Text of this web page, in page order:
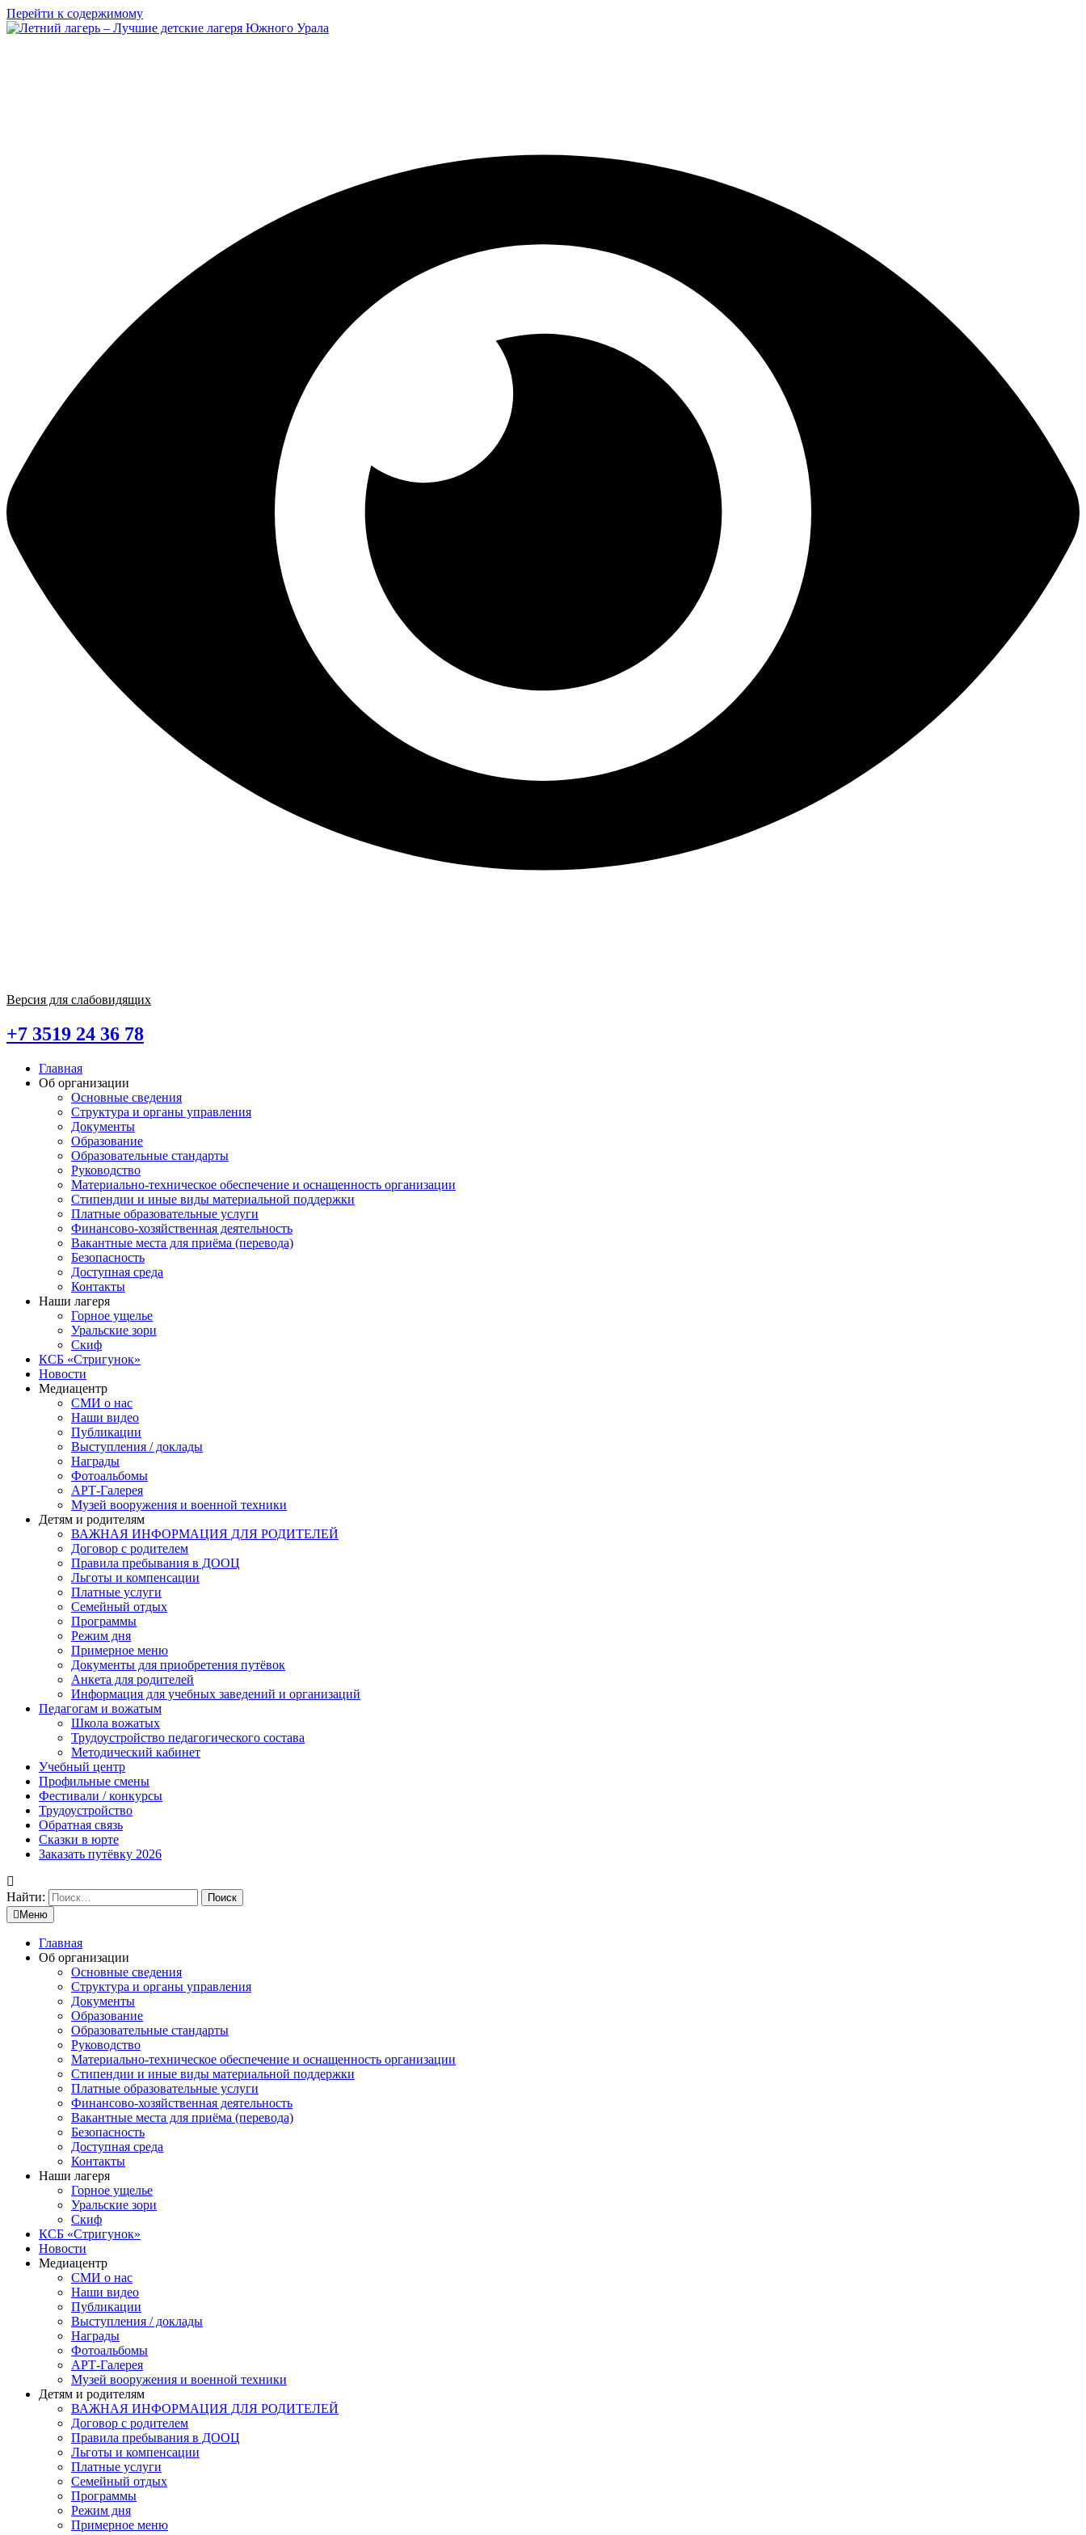
Перейти к содержимому
Версия для слабовидящих
+7 3519 24 36 78
Главная
Об организации
Основные сведения
Структура и органы управления
Документы
Образование
Образовательные стандарты
Руководство
Материально-техническое обеспечение и оснащенность организации
Стипендии и иные виды материальной поддержки
Платные образовательные услуги
Финансово-хозяйственная деятельность
Вакантные места для приёма (перевода)
Безопасность
Доступная среда
Контакты
Наши лагеря
Горное ущелье
Уральские зори
Скиф
КСБ «Стригунок»
Новости
Медиацентр
СМИ о нас
Наши видео
Публикации
Выступления / доклады
Награды
Фотоальбомы
АРТ-Галерея
Музей вооружения и военной техники
Детям и родителям
ВАЖНАЯ ИНФОРМАЦИЯ ДЛЯ РОДИТЕЛЕЙ
Договор с родителем
Правила пребывания в ДООЦ
Льготы и компенсации
Платные услуги
Семейный отдых
Программы
Режим дня
Примерное меню
Документы для приобретения путёвок
Анкета для родителей
Информация для учебных заведений и организаций
Педагогам и вожатым
Школа вожатых
Трудоустройство педагогического состава
Методический кабинет
Учебный центр
Профильные смены
Фестивали / конкурсы
Трудоустройство
Обратная связь
Сказки в юрте
Заказать путёвку 2026
Найти:
Меню
Главная
Об организации
Основные сведения
Структура и органы управления
Документы
Образование
Образовательные стандарты
Руководство
Материально-техническое обеспечение и оснащенность организации
Стипендии и иные виды материальной поддержки
Платные образовательные услуги
Финансово-хозяйственная деятельность
Вакантные места для приёма (перевода)
Безопасность
Доступная среда
Контакты
Наши лагеря
Горное ущелье
Уральские зори
Скиф
КСБ «Стригунок»
Новости
Медиацентр
СМИ о нас
Наши видео
Публикации
Выступления / доклады
Награды
Фотоальбомы
АРТ-Галерея
Музей вооружения и военной техники
Детям и родителям
ВАЖНАЯ ИНФОРМАЦИЯ ДЛЯ РОДИТЕЛЕЙ
Договор с родителем
Правила пребывания в ДООЦ
Льготы и компенсации
Платные услуги
Семейный отдых
Программы
Режим дня
Примерное меню